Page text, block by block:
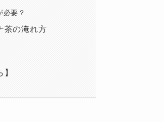
要？
茶の淹れ方